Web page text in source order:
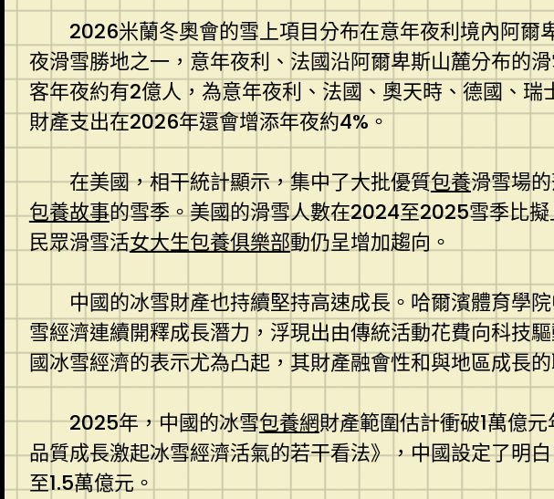
2026米蘭冬奧會的雪上項目分布在意年夜利境內阿
夜滑雪勝地之一，意年夜利、法國沿阿爾卑斯山麓分布的
客年夜約有2億人，為意年夜利、法國、奧天時、德國、
財產支出在2026年還會增添年夜約4%。
在美國，相干統計顯示，集中了大批優質包養滑雪場
包養故事的雪季。美國的滑雪人數在2024至2025雪季比
民眾滑雪活女大生包養俱樂部動仍呈增加趨向。
中國的冰雪財產也持續堅持高速成長。哈爾濱體育學
雪經濟連續開釋成長潛力，浮現出由傳統活動花費向科技
國冰雪經濟的表示尤為凸起，其財產融會性和與地區成長
2025年，中國的冰雪包養網財產範圍估計衝破1萬億
品質成長激起冰雪經濟活氣的若干看法》，中國設定了明
至1.5萬億元。